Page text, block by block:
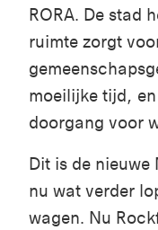
RORA. De stad
ruimte zorgt
moeilijke tijd,
doorgang voor
Dit is de
nu wat verder
wagen. Nu